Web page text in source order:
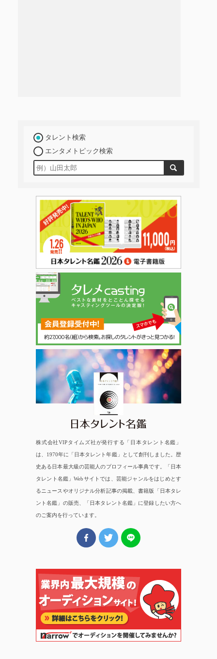
タレント検索
エンタメトピック検索
日本タレント名鑑
株式会社VIPタイムズ社が発行する「日本タレント名鑑」
は、1970年に「日本タレント年鑑」として創刊しました。歴
史ある日本最大級の芸能人のプロフィール事典です。「日本
タレント名鑑」Webサイトでは、芸能ジャンルをはじめとす
るニュースやオリジナル分析記事の掲載、書籍版「日本タレ
ント名鑑」の販売、「日本タレント名鑑」に登録したい方へ
のご案内を行っています。